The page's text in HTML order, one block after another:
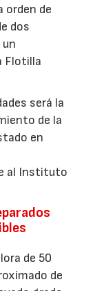
orden de
dos
Flotilla
será la
de la
en
al Instituto
de 50
de